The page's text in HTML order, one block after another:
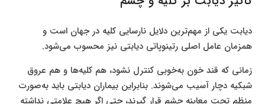
دیابت یکی از مهم‌ترین دلایل نارسایی کلیه در جهان است و
همزمان عامل اصلی رتینوپاتی دیابتی نیز محسوب می‌شود.
زمانی که قند خون به‌خوبی کنترل نشود، هم کلیه‌ها و هم عروق
شبکیه دچار آسیب می‌شوند. بنابراین بیماران دیابتی باید به‌صورت
منظم تحت معاینه چشم قرار گیرند، حتی اگر هیچ علامتی نداشته